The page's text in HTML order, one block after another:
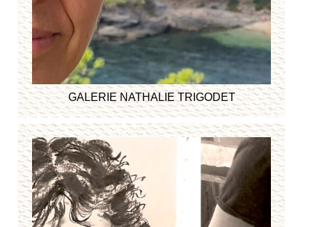
GALERIE NATHALIE TRIGODET